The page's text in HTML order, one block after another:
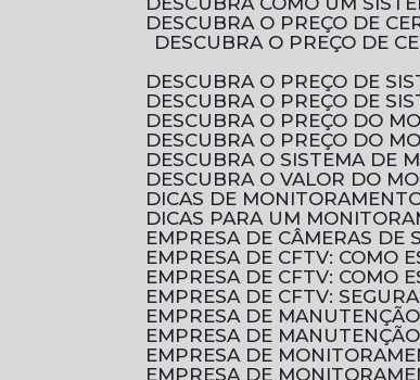
DESCUBRA O PREÇO DE
DESCUBRA O PREÇO DE CERCA ELÉTRICA RESIDENCIAL E COMO ESCOLHER A MELHOR OPÇÃO PARA PROTEGER O SEU
DESCUBRA O PREÇO DE
DESCUBRA O PREÇO DE
DESCUBRA O PREÇO DO
DESCUBRA O PREÇO DO
DESCUBRA O SISTEMA
DESCUBRA O VALOR DO
DICAS DE
DICAS PARA UM
EMPRESA DE CÂMERAS
EMPRESA DE CFTV: COMO
EMPRESA DE CFTV: COMO
EMPRESA DE CFTV:
EMPRESA DE
EMPRESA DE
EMPRESA DE
EMPRESA DE